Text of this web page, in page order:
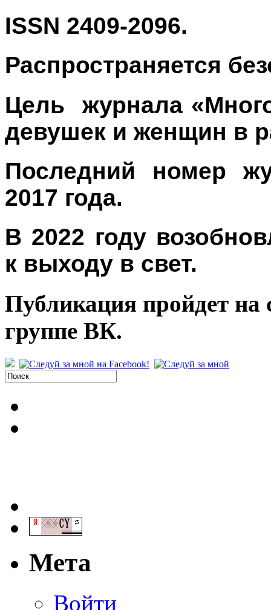
ISSN 2409-2096.
Распространяется
Цель
журнала
девушек и женщин в
Последний номер
2017 года.
В 2022 году
к выходу в свет.
Публикация пройдет на
группе ВК.
Мета
Войти